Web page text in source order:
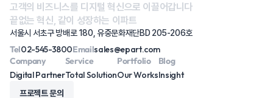
고객의 비즈니스를 디지털 혁신으로 이끌어갑니다
끝없는 혁신, 같이 성장하는 이파트
서울시 서초구 방배로 180, 유중문화재단BD 205-206호
Tel02-545-3800Emailsales@epart.com
Company
Digital Partner
Service
Total Solution
Portfolio
Our Works
Blog
Insight
프로젝트 문의